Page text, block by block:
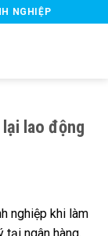
NGHIỆP
lao động
nghiệp khi làm
tại ngân hàng,